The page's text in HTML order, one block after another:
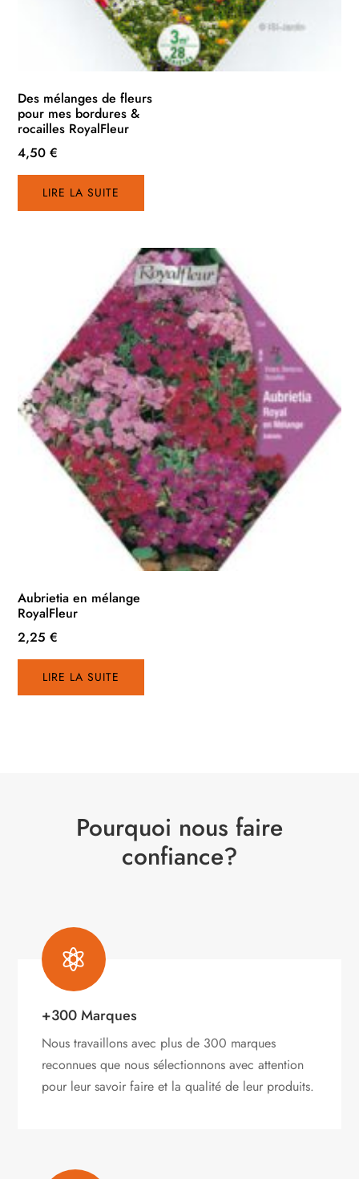
Des mélanges de fleurs
pour mes bordures &
rocailles RoyalFleur
4,50€
LIRE LA SUITE
Aubrietia en mélange
RoyalFleur
2,25€
LIRE LA SUITE
Pourquoi nous faire
confiance?

+300 Marques
Nous travaillons avec plus de 300 marques
reconnues que nous sélectionnons avec attention
pour leur savoir faire et la qualité de leur produits.